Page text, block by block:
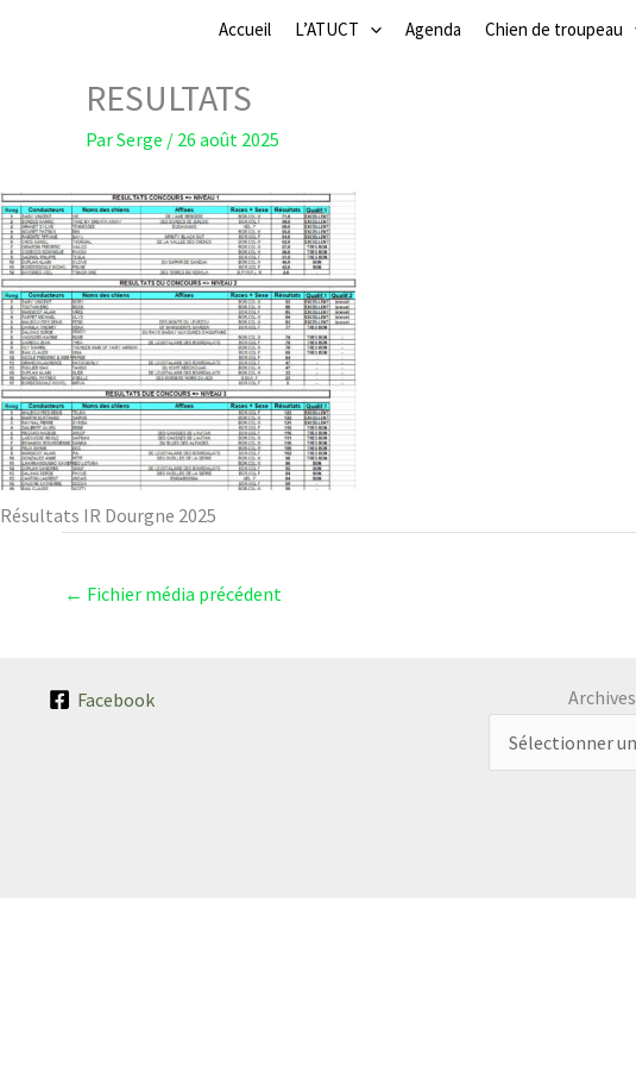
Accueil L’ATUCT Agenda Chien de troupeau
RESULTATS
ParSerge / 26 août 2025
Résultats IR Dourgne 2025
← Fichier média précédent
Facebook Archives